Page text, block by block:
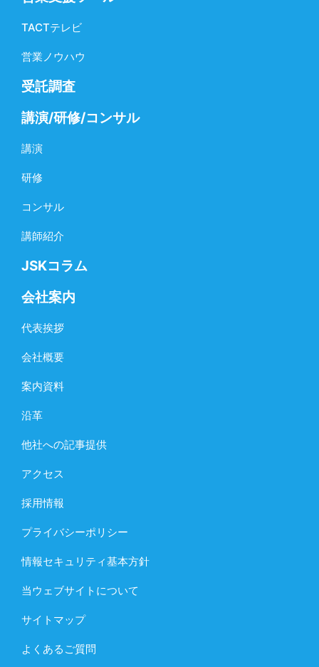
TACTテレビ
営業ノウハウ
受託調査
講演/研修/コンサル
講演
研修
コンサル
講師紹介
JSKコラム
会社案内
代表挨拶
会社概要
案内資料
沿革
他社への記事提供
アクセス
採用情報
プライバシーポリシー
情報セキュリティ基本方針
当ウェブサイトについて
サイトマップ
よくあるご質問